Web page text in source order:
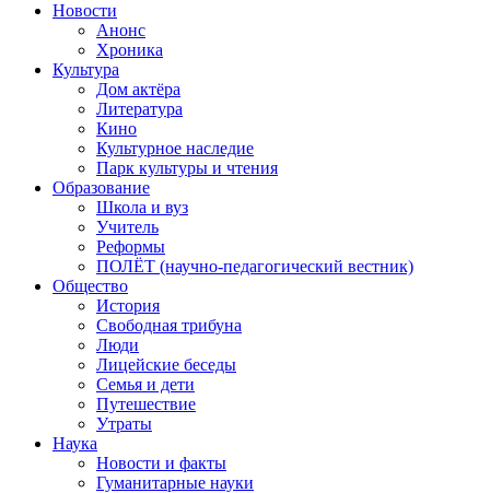
Новости
Анонс
Хроника
Культура
Дом актёра
Литература
Кино
Культурное наследие
Парк культуры и чтения
Образование
Школа и вуз
Учитель
Реформы
ПОЛЁТ (научно-педагогический вестник)
Общество
История
Свободная трибуна
Люди
Лицейские беседы
Семья и дети
Путешествие
Утраты
Наука
Новости и факты
Гуманитарные науки